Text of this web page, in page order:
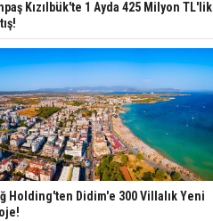
Kızılbük'te 1 Ayda 425 Milyon TL'lik
Holding'ten Didim'e 300 Villalık Yeni